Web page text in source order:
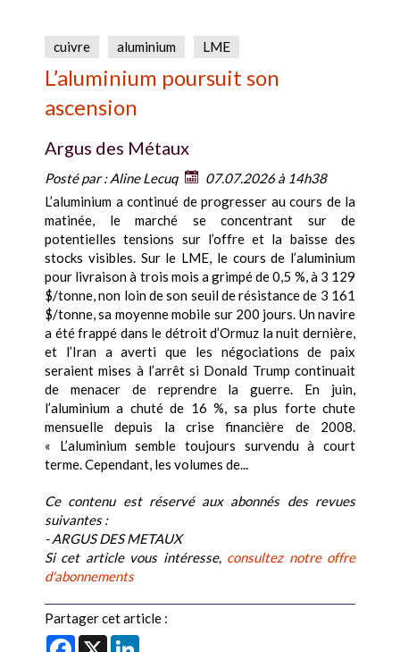
cuivre aluminium LME
L’aluminium poursuit son
ascension
Argus des Métaux
Posté par :Aline Lecuq
07.07.2026 à 14h38
L’aluminium a continué de progresser au cours de la
matinée, le marché se concentrant sur de
potentielles tensions sur l’offre et la baisse des
stocks visibles. Sur le LME, le cours de l’aluminium
pour livraison à trois mois a grimpé de 0,5 %, à 3 129
$/tonne, non loin de son seuil de résistance de 3 161
$/tonne, sa moyenne mobile sur 200 jours. Un navire
a été frappé dans le détroit d’Ormuz la nuit dernière,
et l’Iran a averti que les négociations de paix
seraient mises à l’arrêt si Donald Trump continuait
de menacer de reprendre la guerre. En juin,
l’aluminium a chuté de 16 %, sa plus forte chute
mensuelle depuis la crise financière de 2008.
« L’aluminium semble toujours survendu à court
terme. Cependant, les volumes de...
Ce contenu est réservé aux abonnés des revues
suivantes :
- ARGUS DES METAUX
Si cet article vous intéresse, consultez notre offre
d'abonnements
Partager cet article :
Facebook
X